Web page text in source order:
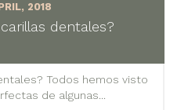
2018
dentales?
Todos hemos visto
de algunas...